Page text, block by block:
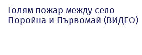
Голям пожар между село
Поройна и Първомай (ВИДЕО)